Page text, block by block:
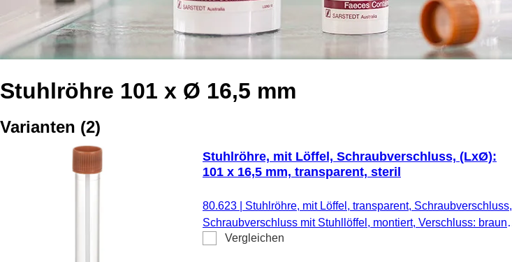
Stuhlröhre 101 x Ø 16,5 mm
Varianten (2)
Stuhlröhre, mit Löffel, Schraubverschluss, (LxØ):
101 x 16,5 mm, transparent, steril
80.623
Stuhlröhre, mit Löffel, transparent, Schraubverschluss,
Schraubverschluss mit Stuhllöffel, montiert, Verschluss: braun,
(LxØ) ohne Verschluss: 101 x 16,5 mm, Außendurchmesser
Vergleichen